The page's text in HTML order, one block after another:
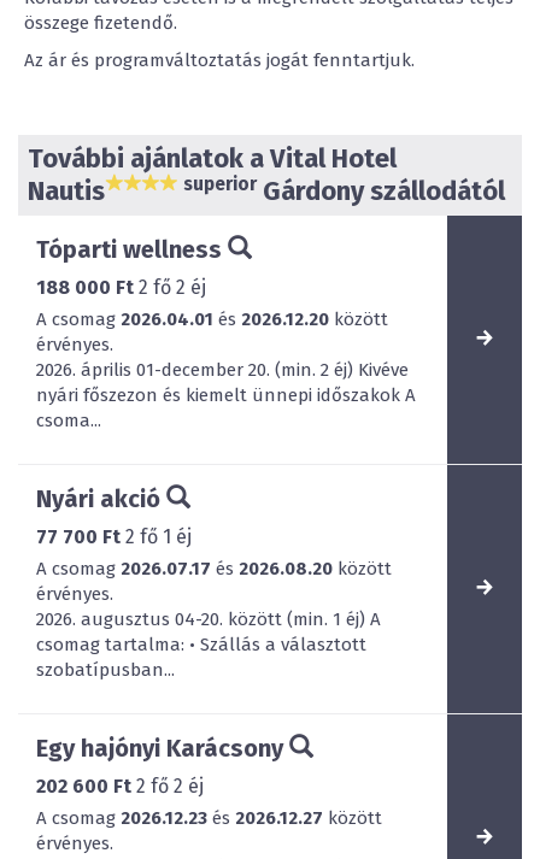
összege fizetendő.
Az ár és programváltoztatás jogát fenntartjuk.
További ajánlatok a Vital Hotel
Nautis
superiorGárdony szállodától
Tóparti wellness
188 000 Ft 2 fő 2 éj
A csomag 2026.04.01 és 2026.12.20 között
érvényes.
2026. április 01-december 20. (min. 2 éj) Kivéve
nyári főszezon és kiemelt ünnepi időszakok A
csoma...
Nyári akció
77 700 Ft 2 fő 1 éj
A csomag 2026.07.17 és 2026.08.20 között
érvényes.
2026. augusztus 04-20. között (min. 1 éj) A
csomag tartalma: • Szállás a választott
szobatípusban...
Egy hajónyi Karácsony
202 600 Ft 2 fő 2 éj
A csomag 2026.12.23 és 2026.12.27 között
érvényes.